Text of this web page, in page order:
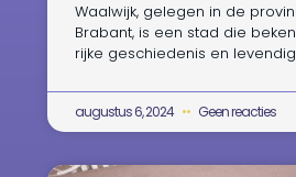
Waalwijk, gelegen in de
Brabant, is een stad die
rijke geschiedenis en
augustus 6, 2024 Geen reacties